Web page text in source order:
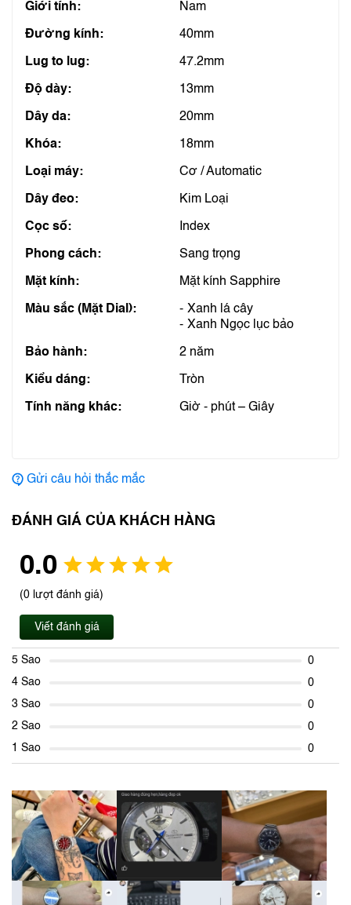
Giới tính: Nam
Đường kính: 40mm
Lug to lug: 47.2mm
Độ dày: 13mm
Dây da: 20mm
Khóa: 18mm
Loại máy: Cơ / Automatic
Dây đeo: Kim Loại
Cọc số: Index
Phong cách: Sang trọng
Mặt kính: Mặt kính Sapphire
Màu sắc (Mặt Dial):
Xanh lá cây
Xanh Ngọc lục bảo
Bảo hành: 2 năm
Kiểu dáng: Tròn
Tính năng khác: Giờ - phút – Giây
Gửi câu hỏi thắc mắc
ĐÁNH GIÁ CỦA KHÁCH HÀNG
0.0
(0 lượt đánh giá)
Viết đánh giá
5 Sao
0
4 Sao
0
3 Sao
0
2 Sao
0
1 Sao
0